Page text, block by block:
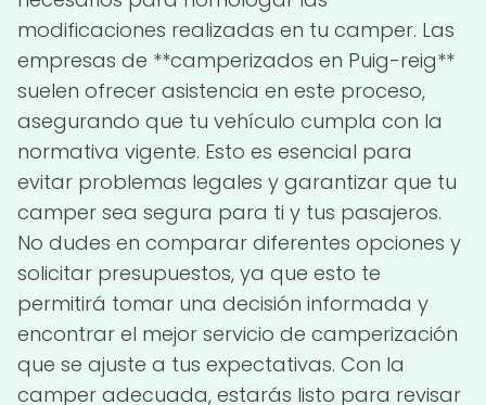
modificaciones realizadas en tu camper. Las
empresas de **camperizados en Puig-reig**
suelen ofrecer asistencia en este proceso,
asegurando que tu vehículo cumpla con la
normativa vigente. Esto es esencial para
evitar problemas legales y garantizar que tu
camper sea segura para ti y tus pasajeros.
No dudes en comparar diferentes opciones y
solicitar presupuestos, ya que esto te
permitirá tomar una decisión informada y
encontrar el mejor servicio de camperización
que se ajuste a tus expectativas. Con la
camper adecuada, estarás listo para revisar